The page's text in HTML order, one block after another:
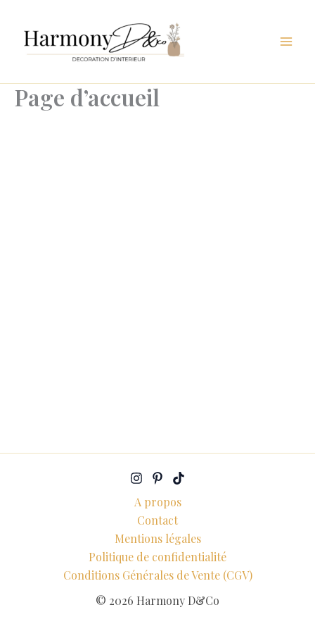
contenu
Page d’accueil
A propos
Contact
Mentions légales
Politique de confidentialité
Conditions Générales de Vente (CGV)
© 2026 Harmony D&Co